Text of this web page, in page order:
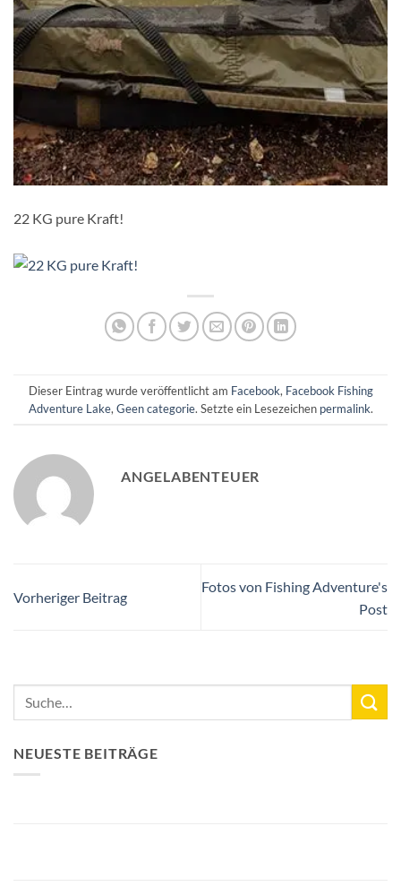
22 KG pure Kraft!
Dieser Eintrag wurde veröffentlicht am Facebook, Facebook Fishing
Adventure Lake, Geen categorie. Setzte ein Lesezeichen permalink.
ANGELABENTEUER
Vorheriger Beitrag
Fotos von Fishing Adventure's
Post
NEUESTE BEITRÄGE